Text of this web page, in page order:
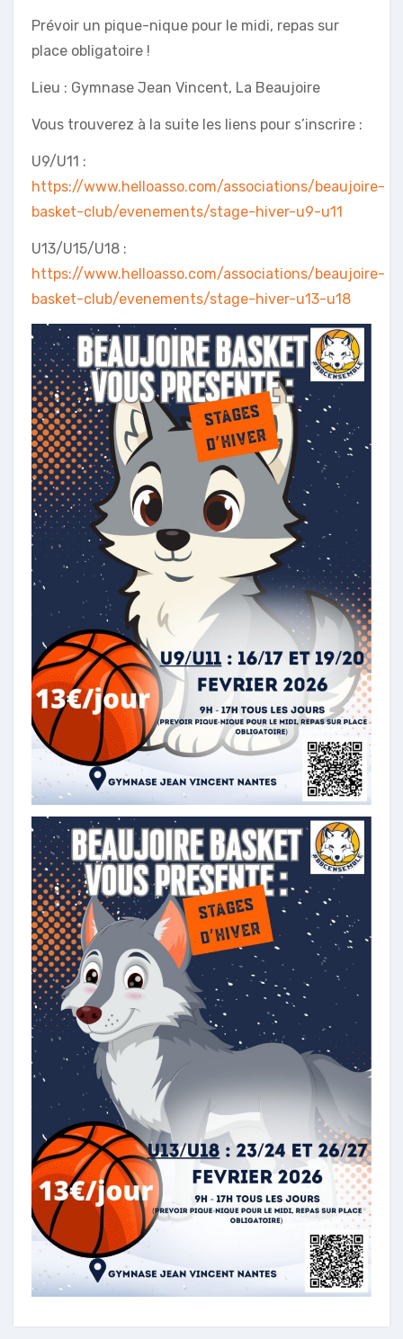
Prévoir un pique-nique pour le midi, repas sur
place obligatoire !
Lieu : Gymnase Jean Vincent, La Beaujoire
Vous trouverez à la suite les liens pour s’inscrire :
U9/U11 :
https://www.helloasso.com/associations/beaujoire-
basket-club/evenements/stage-hiver-u9-u11
U13/U15/U18 :
https://www.helloasso.com/associations/beaujoire-
basket-club/evenements/stage-hiver-u13-u18